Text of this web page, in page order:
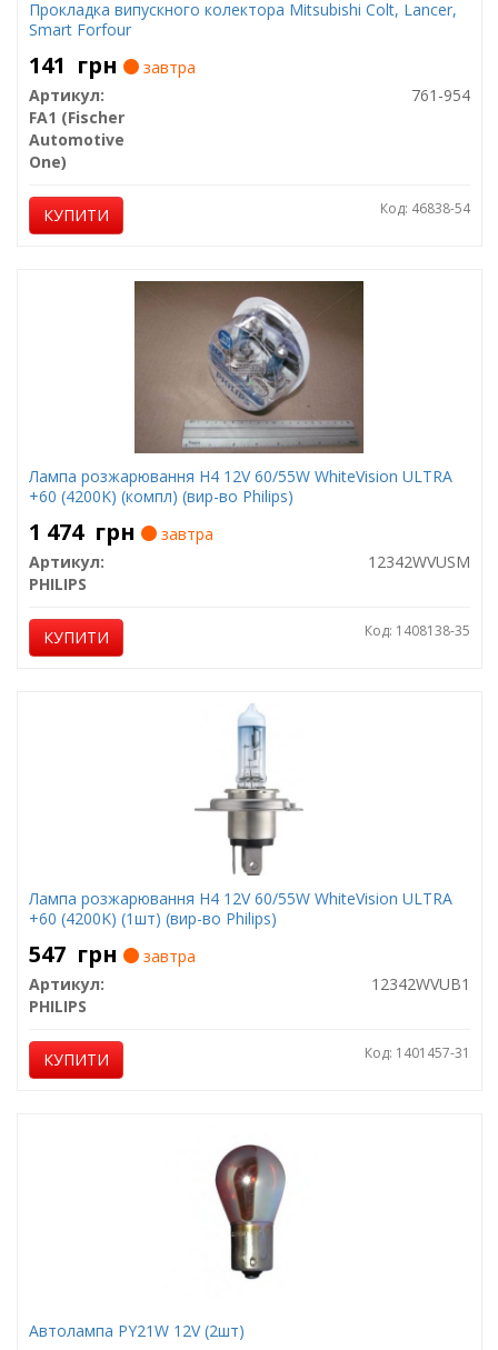
Прокладка випускного колектора Mitsubishi Colt, Lancer,
Smart Forfour
141 грн
завтра
Артикул:
761-954
FA1 (Fischer
Automotive
One)
КУПИТИ Код: 46838-54
Лампа розжарювання H4 12V 60/55W WhiteVision ULTRA
+60 (4200K) (компл) (вир-во Philips)
1 474 грн
завтра
Артикул:
12342WVUSM
PHILIPS
КУПИТИ Код: 1408138-35
Лампа розжарювання H4 12V 60/55W WhiteVision ULTRA
+60 (4200K) (1шт) (вир-во Philips)
547 грн
завтра
Артикул:
12342WVUB1
PHILIPS
КУПИТИ Код: 1401457-31
Автолампа PY21W 12V (2шт)